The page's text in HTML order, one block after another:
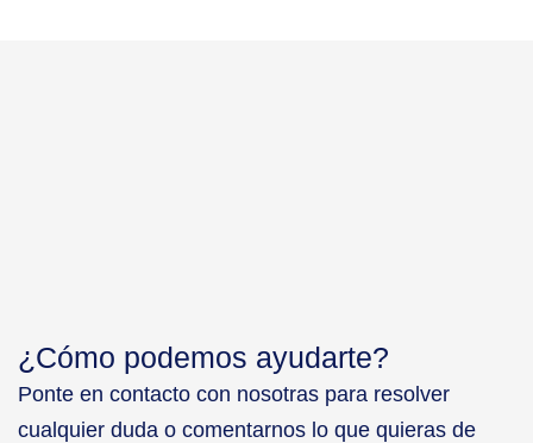
¿Cómo podemos ayudarte?
Ponte en contacto con nosotras para resolver
cualquier duda o comentarnos lo que quieras de